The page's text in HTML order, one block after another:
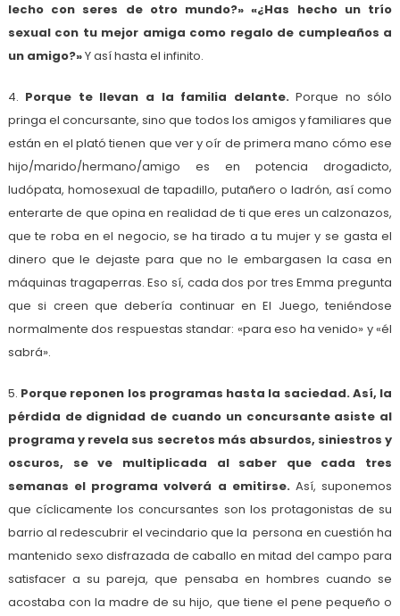
lecho con seres de otro mundo?» «¿Has hecho un trío
sexual con tu mejor amiga como regalo de cumpleaños a
un amigo?»Y así hasta el infinito.
4. Porque te llevan a la familia delante.Porque no sólo
pringa el concursante, sino que todos los amigos y familiares que
están en el plató tienen que ver y oír de primera mano cómo ese
hijo/marido/hermano/amigo es en potencia drogadicto,
ludópata, homosexual de tapadillo, putañero o ladrón, así como
enterarte de que opina en realidad de ti que eres un calzonazos,
que te roba en el negocio, se ha tirado a tu mujer y se gasta el
dinero que le dejaste para que no le embargasen la casa en
máquinas tragaperras. Eso sí, cada dos por tres Emma pregunta
que si creen que debería continuar en El Juego, teniéndose
normalmente dos respuestas standar: «para eso ha venido» y «él
sabrá».
5. Porque reponen los programas hasta la saciedad. Así, la
pérdida de dignidad de cuando un concursante asiste al
programa y revela sus secretos más absurdos, siniestros y
oscuros, se ve multiplicada al saber que cada tres
semanas el programa volverá a emitirse. Así, suponemos
que cíclicamente los concursantes son los protagonistas de su
barrio al redescubrir el vecindario que la persona en cuestión ha
mantenido sexo disfrazada de caballo en mitad del campo para
satisfacer a su pareja, que pensaba en hombres cuando se
acostaba con la madre de su hijo, que tiene el pene pequeño o